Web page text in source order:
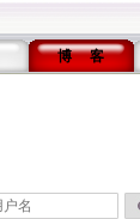
博 客